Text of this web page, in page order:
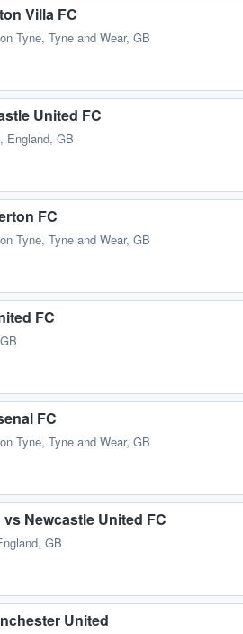
Villa FC
Tyne, Tyne and Wear, GB
United FC
England, GB
FC
Tyne, Tyne and Wear, GB
FC
FC
Tyne, Tyne and Wear, GB
Newcastle United FC
GB
United